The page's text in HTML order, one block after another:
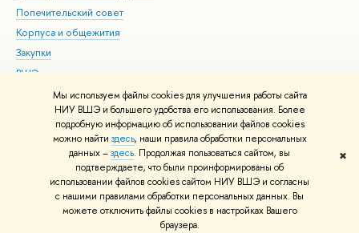
Мы используем файлы cookies для улучшения работы сайта
НИУ ВШЭ и большего удобства его использования. Более
подробную информацию об использовании файлов cookies
можно найти здесь, наши правила обработки персональных
данных –здесь. Продолжая пользоваться сайтом, вы
подтверждаете, что были проинформированы об
использовании файлов cookies сайтом НИУ ВШЭ и согласны
с нашими правилами обработки персональных данных. Вы
можете отключить файлы cookies в настройках Вашего
браузера.
✖
Попечительский совет
Корпуса и общежития
Закупки
ВШЭ для студентов с ограниченными возможностями
здоровья и инвалидностью
Версия для слабовидящих
Единая платежная страница
© НИУ ВШЭ 1993–2026 Адреса и контакты Условия использования
материалов Политика конфиденциальности Карта сайта
Шрифты HSE Sans и HSE Slab разработаны вШколе дизайна НИУ ВШЭ